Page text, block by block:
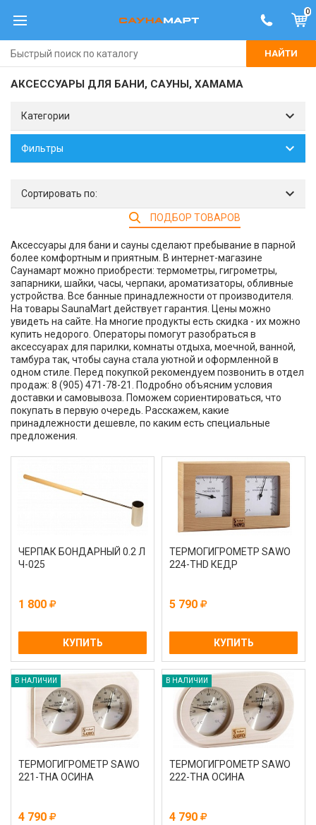
0
НАЙТИ
АКСЕССУАРЫ ДЛЯ БАНИ, САУНЫ, ХАМАМА
Категории
Фильтры
Сортировать по:
ПОДБОР ТОВАРОВ
ЧЕРПАК БОНДАРНЫЙ 0.2 Л
Ч-025
1 800
КУПИТЬ
ТЕРМОГИГРОМЕТР SAWO
224-THD КЕДР
5 790
КУПИТЬ
В НАЛИЧИИ
ТЕРМОГИГРОМЕТР SAWO
221-THА ОСИНА
4 790
В НАЛИЧИИ
ТЕРМОГИГРОМЕТР SAWO
222-THА ОСИНА
4 790
Аксессуары для бани и сауны сделают пребывание в парной
более комфортным и приятным. В интернет-магазине
Саунамарт можно приобрести: термометры, гигрометры,
запарники, шайки, часы, черпаки, ароматизаторы, обливные
устройства. Все банные принадлежности от производителя.
На товары SaunaMart действует гарантия. Цены можно
увидеть на сайте. На многие продукты есть скидка - их можно
купить недорого. Операторы помогут разобраться в
аксессуарах для парилки, комнаты отдыха, моечной, ванной,
тамбура так, чтобы сауна стала уютной и оформленной в
одном стиле. Перед покупкой рекомендуем позвонить в отдел
продаж: 8 (905) 471-78-21. Подробно объясним условия
доставки и самовывоза. Поможем сориентироваться, что
покупать в первую очередь. Расскажем, какие
принадлежности дешевле, по каким есть специальные
предложения.